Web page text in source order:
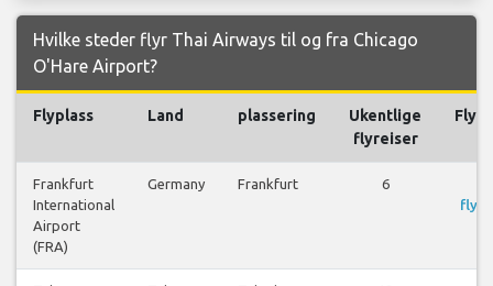
Hvilke steder flyr Thai Airways til og fra Chicago
O'Hare Airport?
Flyplass Land plassering
Ukentlige
flyreiser
Frankfurt
International
Airport
(FRA)
Germany Frankfurt 6